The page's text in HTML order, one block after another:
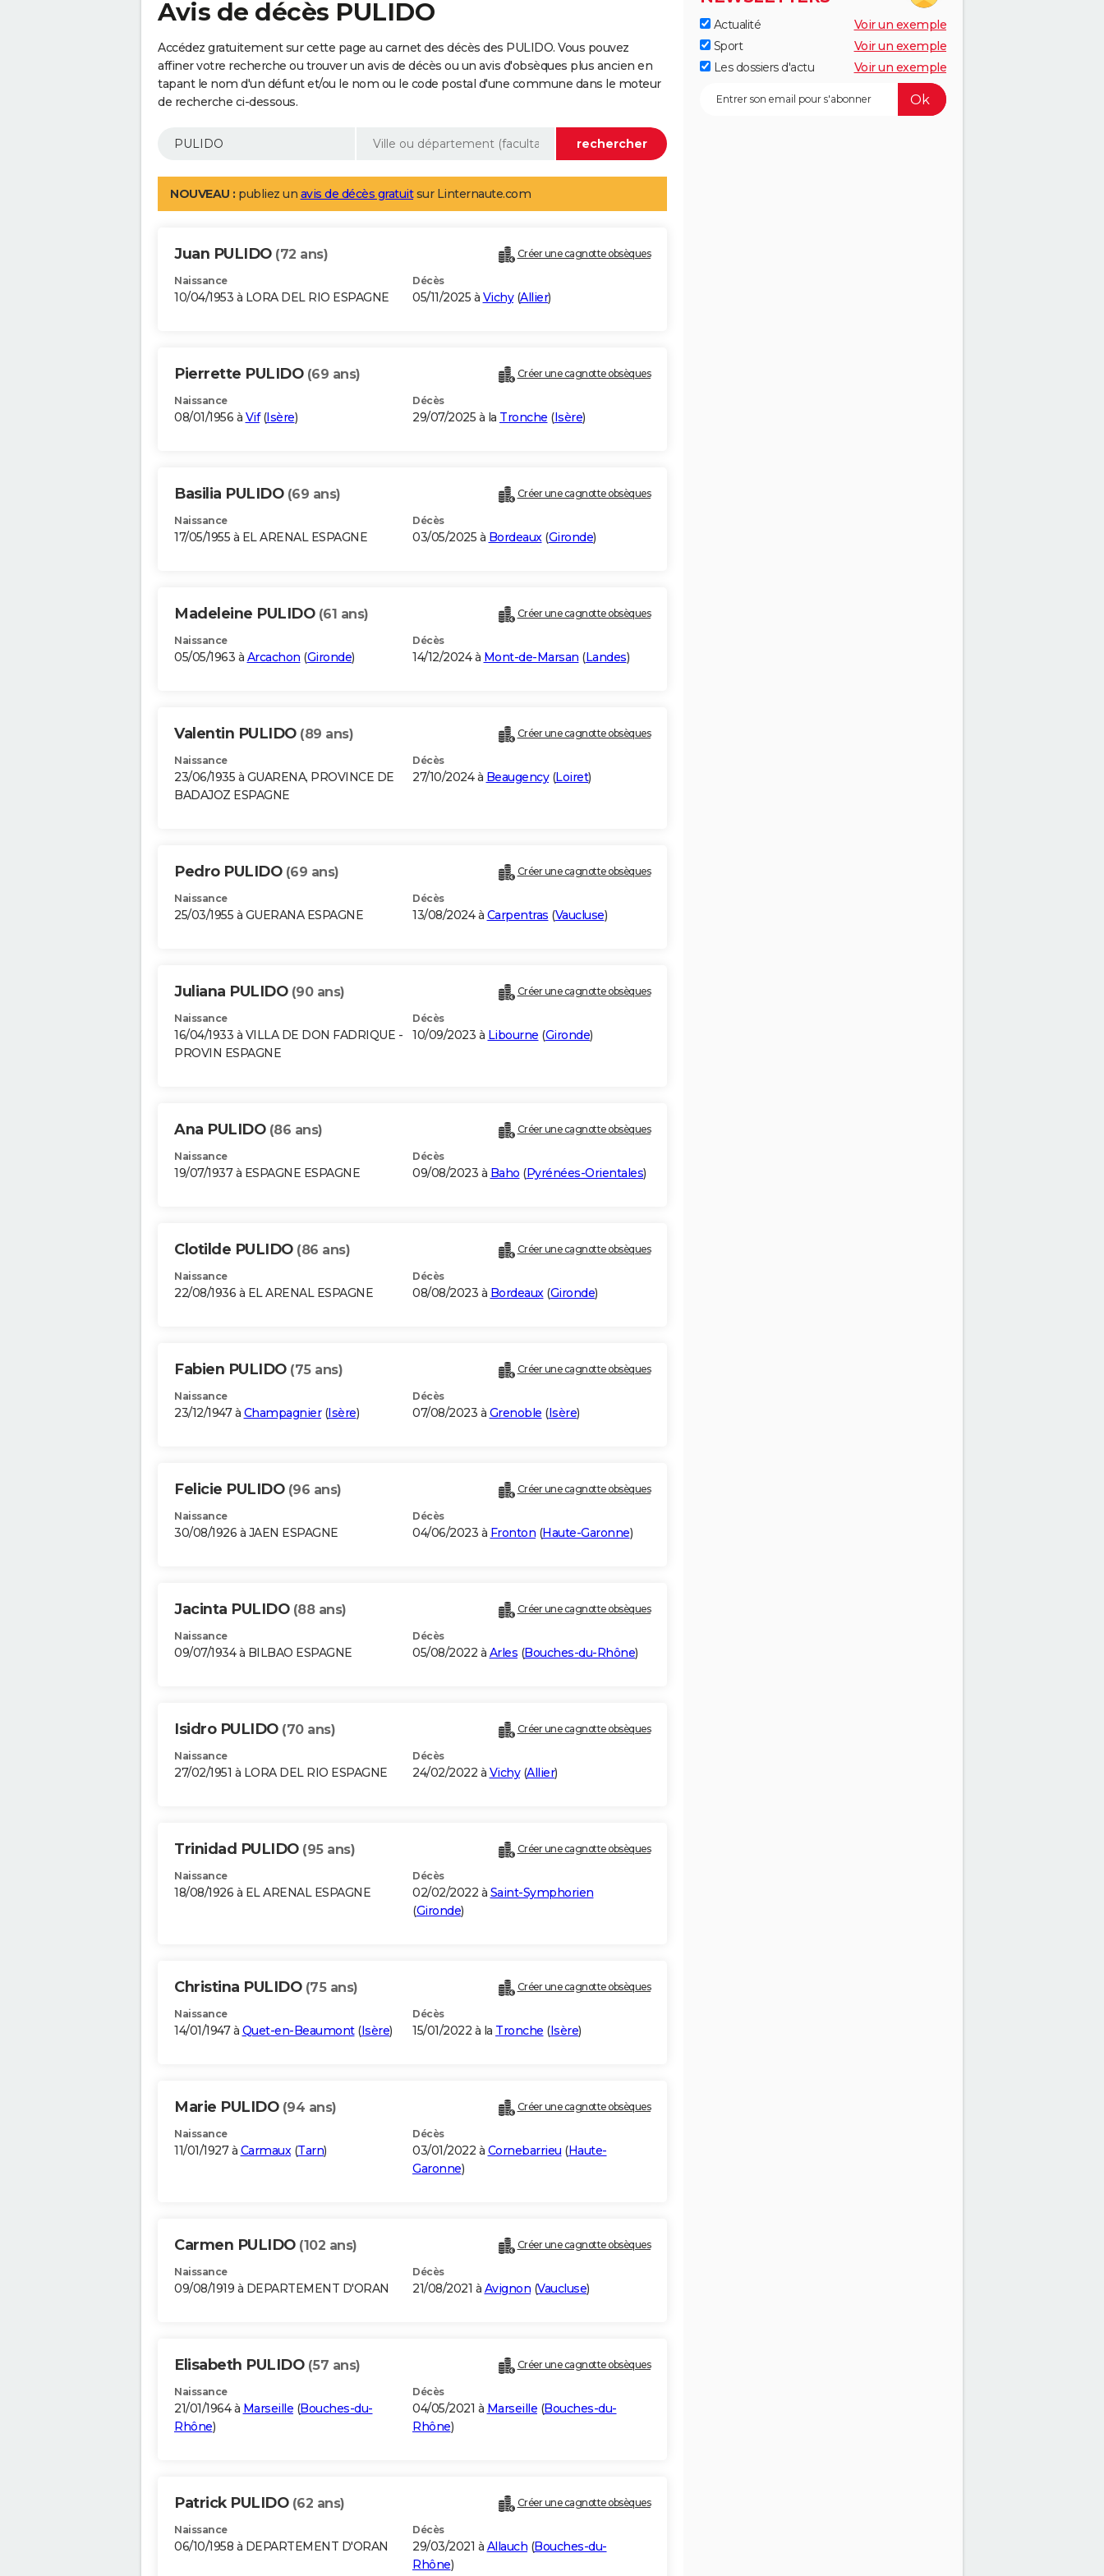
Avis de décès PULIDO
Accédez gratuitement sur cette page au carnet des décès des PULIDO. Vous pouvez
affiner votre recherche ou trouver un avis de décès ou un avis d'obsèques plus ancien en
tapant le nom d'un défunt et/ou le nom ou le code postal d'une commune dans le moteur
de recherche ci-dessous.
NOUVEAU : publiez un avis de décès gratuitsur Linternaute.com
Juan PULIDO (72 ans) Créer une cagnotte obsèques
Naissance
10/04/1953 à LORA DEL RIO ESPAGNE
Décès
05/11/2025 à Vichy(Allier)
Pierrette PULIDO (69 ans) Créer une cagnotte obsèques
Naissance
08/01/1956 à Vif(Isère)
Décès
29/07/2025 à la Tronche (Isère)
Basilia PULIDO (69 ans) Créer une cagnotte obsèques
Naissance
17/05/1955 à EL ARENAL ESPAGNE
Décès
03/05/2025 à Bordeaux(Gironde)
Madeleine PULIDO (61 ans) Créer une cagnotte obsèques
Naissance
05/05/1963 à Arcachon (Gironde)
Décès
14/12/2024 à Mont-de-Marsan (Landes)
Valentin PULIDO (89 ans) Créer une cagnotte obsèques
Naissance
23/06/1935 à GUARENA, PROVINCE DE
BADAJOZ ESPAGNE
Décès
27/10/2024 à Beaugency(Loiret)
Pedro PULIDO (69 ans) Créer une cagnotte obsèques
Naissance
25/03/1955 à GUERANA ESPAGNE
Décès
13/08/2024 à Carpentras (Vaucluse)
Juliana PULIDO (90 ans) Créer une cagnotte obsèques
Naissance
16/04/1933 à VILLA DE DON FADRIQUE -
PROVIN ESPAGNE
Décès
10/09/2023 à Libourne (Gironde)
Ana PULIDO (86 ans) Créer une cagnotte obsèques
Naissance
19/07/1937 à ESPAGNE ESPAGNE
Décès
09/08/2023 à Baho (Pyrénées-Orientales)
Clotilde PULIDO (86 ans) Créer une cagnotte obsèques
Naissance
22/08/1936 à EL ARENAL ESPAGNE
Décès
08/08/2023 à Bordeaux(Gironde)
Fabien PULIDO (75 ans) Créer une cagnotte obsèques
Naissance
23/12/1947 à Champagnier(Isère)
Décès
07/08/2023 à Grenoble (Isère)
Felicie PULIDO (96 ans) Créer une cagnotte obsèques
Naissance
30/08/1926 à JAEN ESPAGNE
Décès
04/06/2023 à Fronton (Haute-Garonne)
Jacinta PULIDO (88 ans) Créer une cagnotte obsèques
Naissance
09/07/1934 à BILBAO ESPAGNE
Décès
05/08/2022 à Arles (Bouches-du-Rhône)
Isidro PULIDO (70 ans) Créer une cagnotte obsèques
Naissance
27/02/1951 à LORA DEL RIO ESPAGNE
Décès
24/02/2022 à Vichy(Allier)
Trinidad PULIDO (95 ans) Créer une cagnotte obsèques
Naissance
18/08/1926 à EL ARENAL ESPAGNE
Décès
02/02/2022 à Saint-Symphorien
(Gironde)
Christina PULIDO (75 ans) Créer une cagnotte obsèques
Naissance
14/01/1947 à Quet-en-Beaumont(Isère)
Décès
15/01/2022 à la Tronche (Isère)
Marie PULIDO (94 ans) Créer une cagnotte obsèques
Naissance
11/01/1927 à Carmaux(Tarn)
Décès
03/01/2022 à Cornebarrieu (Haute-
Garonne)
Carmen PULIDO (102 ans) Créer une cagnotte obsèques
Naissance
09/08/1919 à DEPARTEMENT D'ORAN
Décès
21/08/2021 à Avignon (Vaucluse)
Elisabeth PULIDO (57 ans) Créer une cagnotte obsèques
Naissance
21/01/1964 à Marseille (Bouches-du-
Rhône)
Décès
04/05/2021 à Marseille (Bouches-du-
Rhône)
Patrick PULIDO (62 ans) Créer une cagnotte obsèques
Naissance
06/10/1958 à DEPARTEMENT D'ORAN
Décès
29/03/2021 à Allauch (Bouches-du-
Rhône)
Actualité
Voir un exemple
Sport
Voir un exemple
Les dossiers d'actu
Voir un exemple